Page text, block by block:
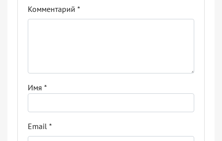
Комментарий *
Имя *
Email *